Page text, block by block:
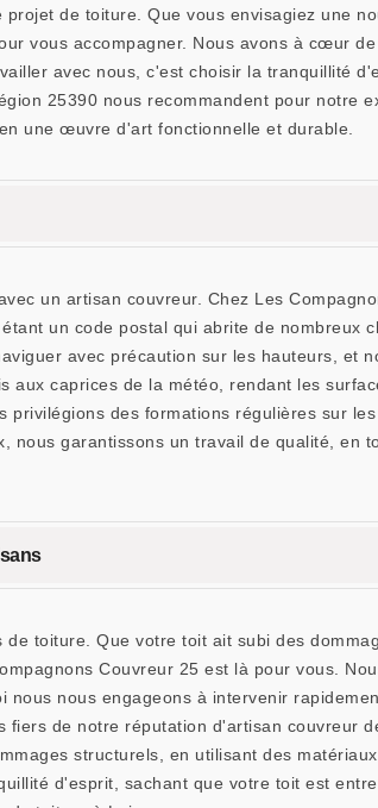
de toiture. Que vous envisagiez une
vous accompagner. Nous avons à cœur
avec nous, c'est choisir la tranquillité
25390 nous recommandent pour notre
une œuvre d'art fonctionnelle et durable.
un artisan couvreur. Chez Les
un code postal qui abrite de nombreux
avec précaution sur les hauteurs, et
aux caprices de la météo, rendant les
privilégions des formations régulières sur
garantissons un travail de qualité, en
toiture. Que votre toit ait subi des
Couvreur 25 est là pour vous.
nous engageons à intervenir
de notre réputation d'artisan couvreur
structurels, en utilisant des
d'esprit, sachant que votre toit est